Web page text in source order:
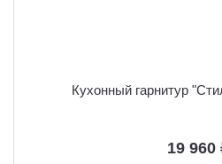
Кухонный гарнитур
19 960